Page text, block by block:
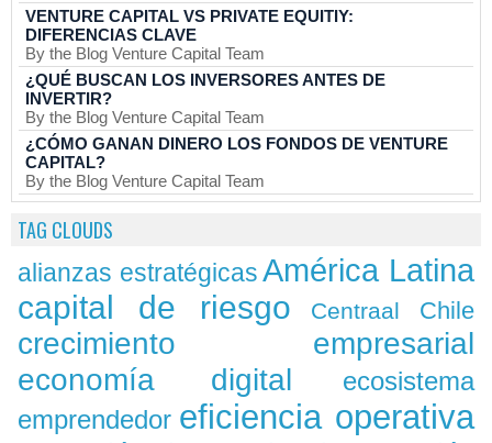
VENTURE CAPITAL VS PRIVATE EQUITIY:
DIFERENCIAS CLAVE
By the Blog Venture Capital Team
¿QUÉ BUSCAN LOS INVERSORES ANTES DE
INVERTIR?
By the Blog Venture Capital Team
¿CÓMO GANAN DINERO LOS FONDOS DE VENTURE
CAPITAL?
By the Blog Venture Capital Team
TAG CLOUDS
alianzas estratégicas América Latina
capital de riesgo Centraal Chile
crecimiento empresarial
economía digital
ecosistema
emprendedor eficiencia operativa